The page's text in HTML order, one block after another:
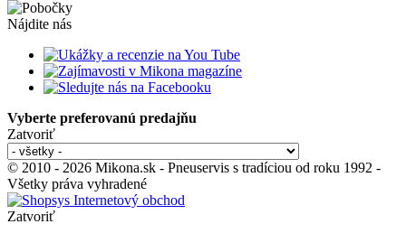
Nájdite nás
Vyberte preferovanú predajňu
Zatvoriť
© 2010 - 2026 Mikona.sk - Pneuservis s tradíciou od roku 1992 -
Všetky práva vyhradené
Zatvoriť